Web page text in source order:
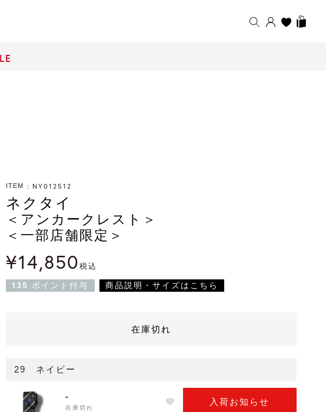
ITEM NY012512
ネクタイ
＜アンカークレスト＞
＜一部店舗限定＞
¥14,850税込
135 ポイント付与 商品説明・サイズはこちら
在庫切れ
29 ネイビー
-
在庫切れ
入荷お知らせ